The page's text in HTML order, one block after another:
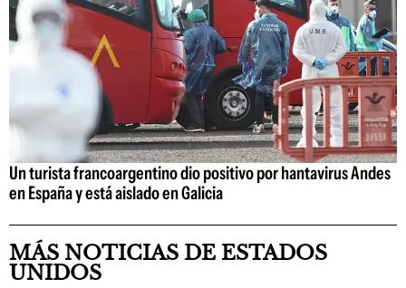
Un turista francoargentino dio positivo por hantavirus Andes
en España y está aislado en Galicia
MÁS NOTICIAS DE ESTADOS
UNIDOS